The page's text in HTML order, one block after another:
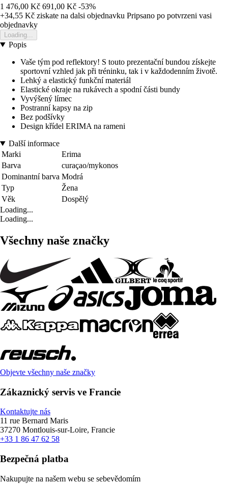
1 476,00 Kč 691,00 Kč -53%
+34,55 Kč ziskate na dalsi objednavku Pripsano po potvrzeni vasi
objednavky
Loading...
Popis
Vaše tým pod reflektory! S touto prezentační bundou získejte
sportovní vzhled jak při tréninku, tak i v každodenním životě.
Lehký a elastický funkční materiál
Elastické okraje na rukávech a spodní části bundy
Vyvýšený límec
Postranní kapsy na zip
Bez podšívky
Design křídel ERIMA na rameni
Další informace
Marki
Erima
Barva
curaçao/mykonos
Dominantní barva Modrá
Typ
Žena
Věk
Dospělý
Loading...
Loading...
Všechny naše značky
Objevte všechny naše značky
Zákaznický servis ve Francie
Kontaktujte nás
11 rue Bernard Maris
37270 Montlouis-sur-Loire, Francie
+33 1 86 47 62 58
Bezpečná platba
Nakupujte na našem webu se sebevědomím